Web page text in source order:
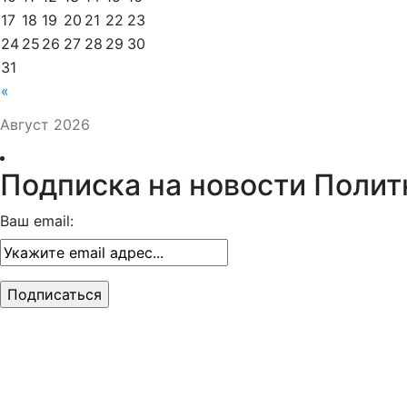
Август 2026
«
17 18 19 20 21 22 23
24 25 26 27 28 29 30
31
Подписка на новости
Ваш email: